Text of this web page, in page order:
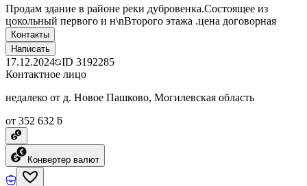
Продам здание в районе реки дубровенка.Состоящее из
цокольный первого и н\nВторого этажа .цена договорная
Контакты
Написать
17.12.2024 ID 3192285
Контактное лицо
недалеко от д. Новое Пашково, Могилевская область
от 352 632 ƃ
Конвертер валют